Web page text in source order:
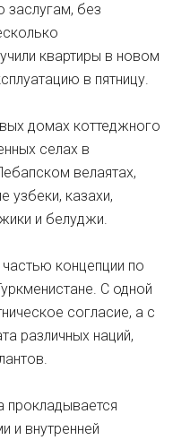
заслугам, без
квартиры в новом
в пятницу.
домах коттеджного
селах в
велаятах,
узбеки, казахи,
и белуджи.
концепции по
С одной
согласие, а с
различных наций,
прокладывается
и внутренней